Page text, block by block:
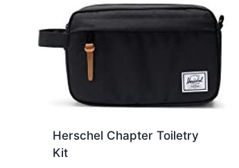
Herschel Chapter Toiletry
Kit